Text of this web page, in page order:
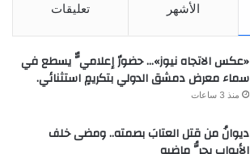
الأشهر تعليقات
«عكس الاتجاه نيوز»… حضورٌ إعلاميٌّ يسطع في
سماء معرض دمشق الدولي بتكريمٍ استثنائي.
منذ 3 ساعات
ديوانُ من قتل العتابَ بصمته.. ومضى خلف